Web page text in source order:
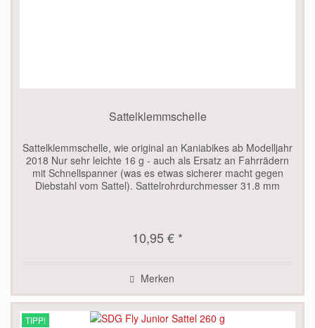
Sattelklemmschelle
Sattelklemmschelle, wie original an Kaniabikes ab Modelljahr
2018 Nur sehr leichte 16 g - auch als Ersatz an Fahrrädern
mit Schnellspanner (was es etwas sicherer macht gegen
Diebstahl vom Sattel). Sattelrohrdurchmesser 31.8 mm
10,95 € *
Merken
TIPP!